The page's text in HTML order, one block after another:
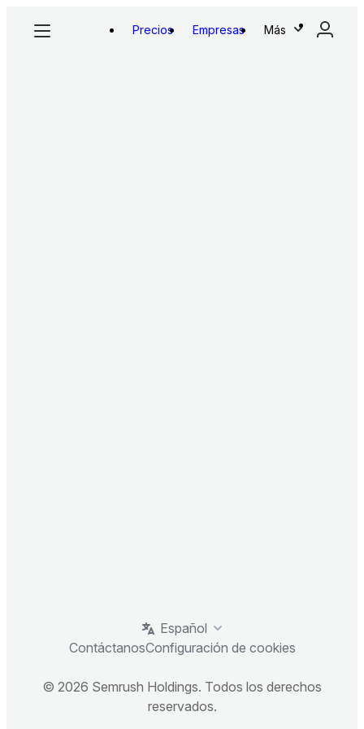
Precios Empresas Más
Español
ContáctanosConfiguración de cookies
© 2026 Semrush Holdings. Todos los derechos
reservados.